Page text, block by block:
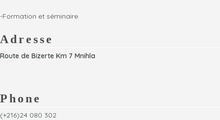
-Formation et séminaire
Adresse
Route de Bizerte Km 7 Mnihla
Phone
(+216)24 080 302